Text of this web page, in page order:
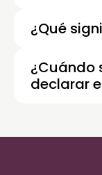
¿Qué
¿Cuándo
declarar